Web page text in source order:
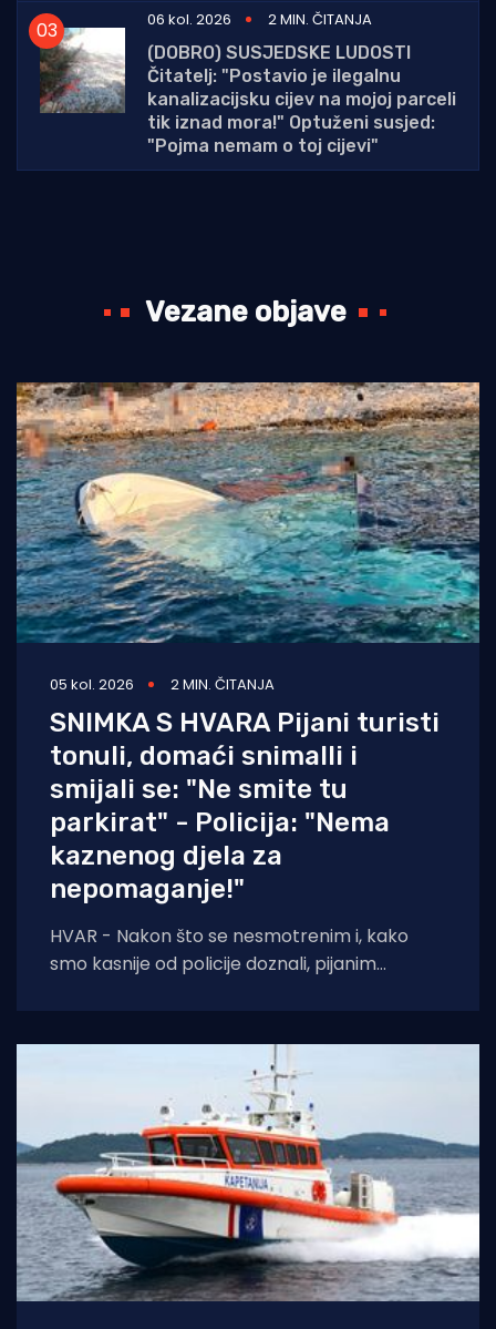
06 kol. 2026
2 MIN. ČITANJA
(DOBRO) SUSJEDSKE LUDOSTI
Čitatelj: "Postavio je ilegalnu
kanalizacijsku cijev na mojoj parceli
tik iznad mora!" Optuženi susjed:
"Pojma nemam o toj cijevi"
Vezane objave
05 kol. 2026 2 MIN. ČITANJA
SNIMKA S HVARA Pijani turisti
tonuli, domaći snimalli i
smijali se: "Ne smite tu
parkirat" - Policija: "Nema
kaznenog djela za
nepomaganje!"
HVAR - Nakon što se nesmotrenim i, kako
smo kasnije od policije doznali, pijanim